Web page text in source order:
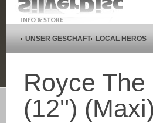
UNSER GESCHÄFT LOCAL HEROS
Royce
(12'')